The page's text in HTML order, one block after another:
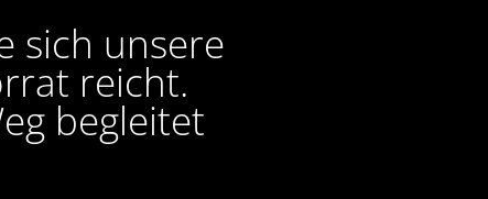
sich unsere
reicht.
begleitet